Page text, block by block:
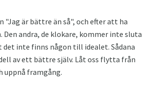
är bättre än så", och efter att ha
andra, de klokare, kommer inte sluta
inte finns någon till idealet. Sådana
av ett bättre själv. Låt oss flytta från
framgång.